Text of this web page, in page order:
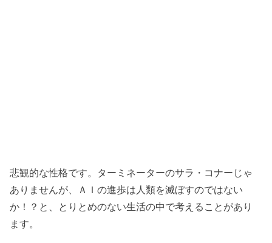
悲観的な性格です。ターミネーターのサラ・コナーじゃ
ありませんが、ＡＩの進歩は人類を滅ぼすのではない
か！？と、とりとめのない生活の中で考えることがあり
ます。